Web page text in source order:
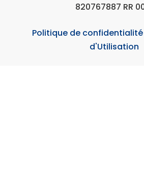
820767887 RR
Politique de confidentialité
d'Utilisation